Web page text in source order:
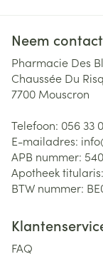
Neem
Pharmacie Des
Chaussée Du
7700 Mouscron
Telefoon: 056 33
E-mailadres:
APB nummer:
Apotheek titularis:
BTW nummer:
FAQ